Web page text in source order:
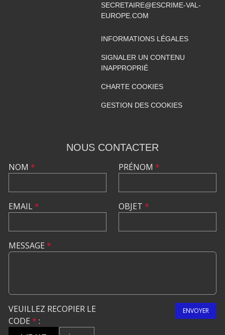
SECRETAIRE@ESCRIME-VAL-
EUROPE.COM
INFORMATIONS LÉGALES
SIGNALER UN CONTENU
INAPPROPRIÉ
CHARTE COOKIES
GESTION DES COOKIES
NOUS CONTACTER
NOM *
EMAIL*
PRÉNOM *
OBJET *
MESSAGE *
VEUILLEZ RECOPIER LE
CODE * :
ENVOYER